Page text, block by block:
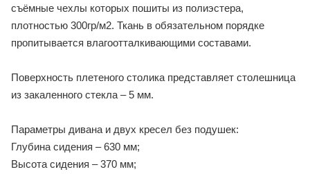
съёмные чехлы которых пошиты из полиэстера,
плотностью 300гр/м2. Ткань в обязательном порядке
пропитывается влагоотталкивающими составами.
Поверхность плетеного столика представляет столешница
из закаленного стекла – 5 мм.
Параметры дивана и двух кресел без подушек:
Глубина сидения – 630 мм;
Высота сидения – 370 мм;